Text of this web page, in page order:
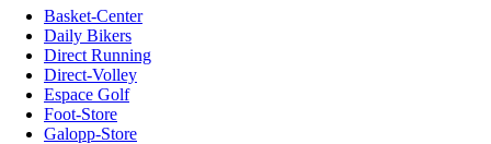
Basket-Center
Daily Bikers
Direct Running
Direct-Volley
Espace Golf
Foot-Store
Galopp-Store